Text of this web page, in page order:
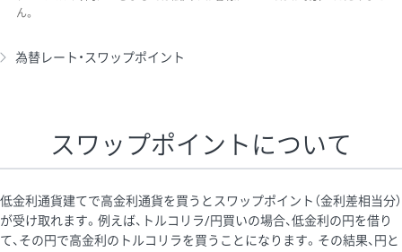
ん。
為替レート・スワップポイント
スワップポイントについて
低金利通貨建てで高金利通貨を買うとスワップポイント（金利差相当分）
が受け取れます。例えば、トルコリラ/円買いの場合、低金利の円を借り
て、その円で高金利のトルコリラを買うことになります。その結果、円と